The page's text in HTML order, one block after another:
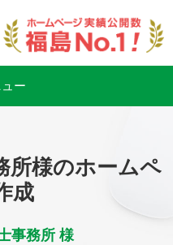
ュー
所様のホームペ
成
事務所 様